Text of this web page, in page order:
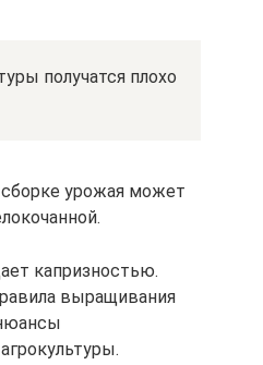
получатся плохо
сборке урожая может
капризностью.
выращивания